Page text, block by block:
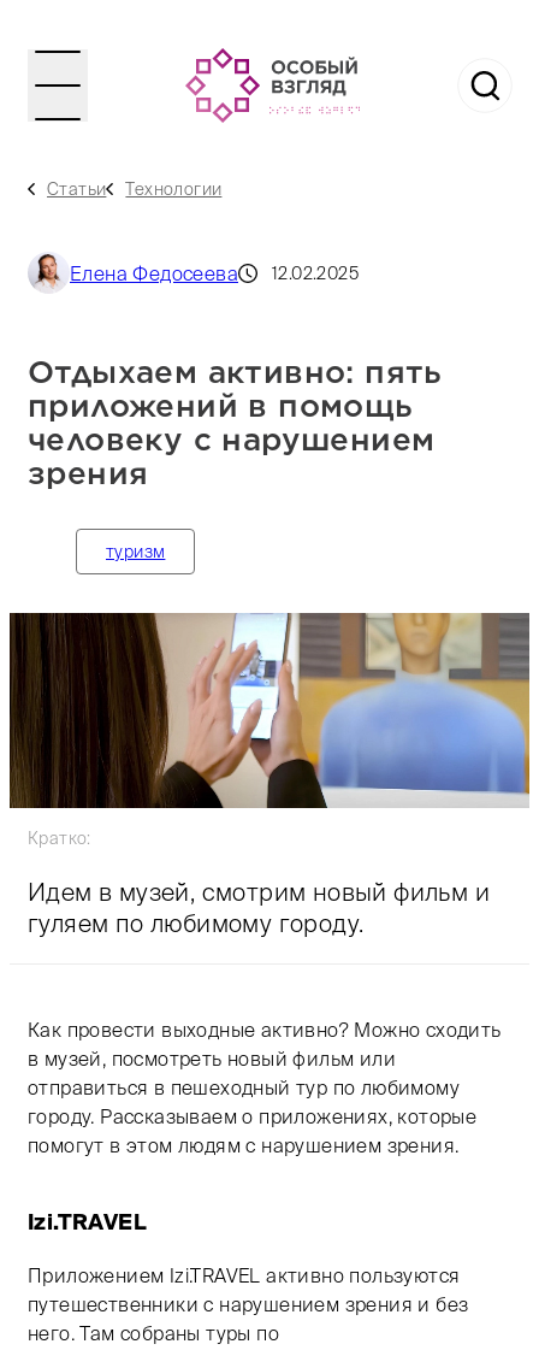
Статьи Технологии
Елена Федосеева 12.02.2025
Отдыхаем активно: пять
приложений в помощь
человеку с нарушением
зрения
туризм
Кратко:
Идем в музей, смотрим новый фильм и
гуляем по любимому городу.
Тифлокомментарий: цветная фотография. В музее
Как провести выходные активно? Можно сходить
в музей, посмотреть новый фильм или
отправиться в пешеходный тур по любимому
городу. Рассказываем о приложениях, которые
помогут в этом людям с нарушением зрения.
Izi.TRAVEL
Приложением Izi.TRAVEL активно пользуются
путешественники с нарушением зрения и без
него. Там собраны туры по